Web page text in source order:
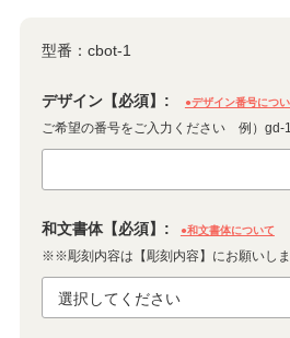
型番： cbot-1
デザイン【必須】: ●デザイン番号につ
ご希望の番号をご入力ください 例）gd-
和文書体【必須】: ●和文書体について
※※彫刻内容は【彫刻内容】にお願いし